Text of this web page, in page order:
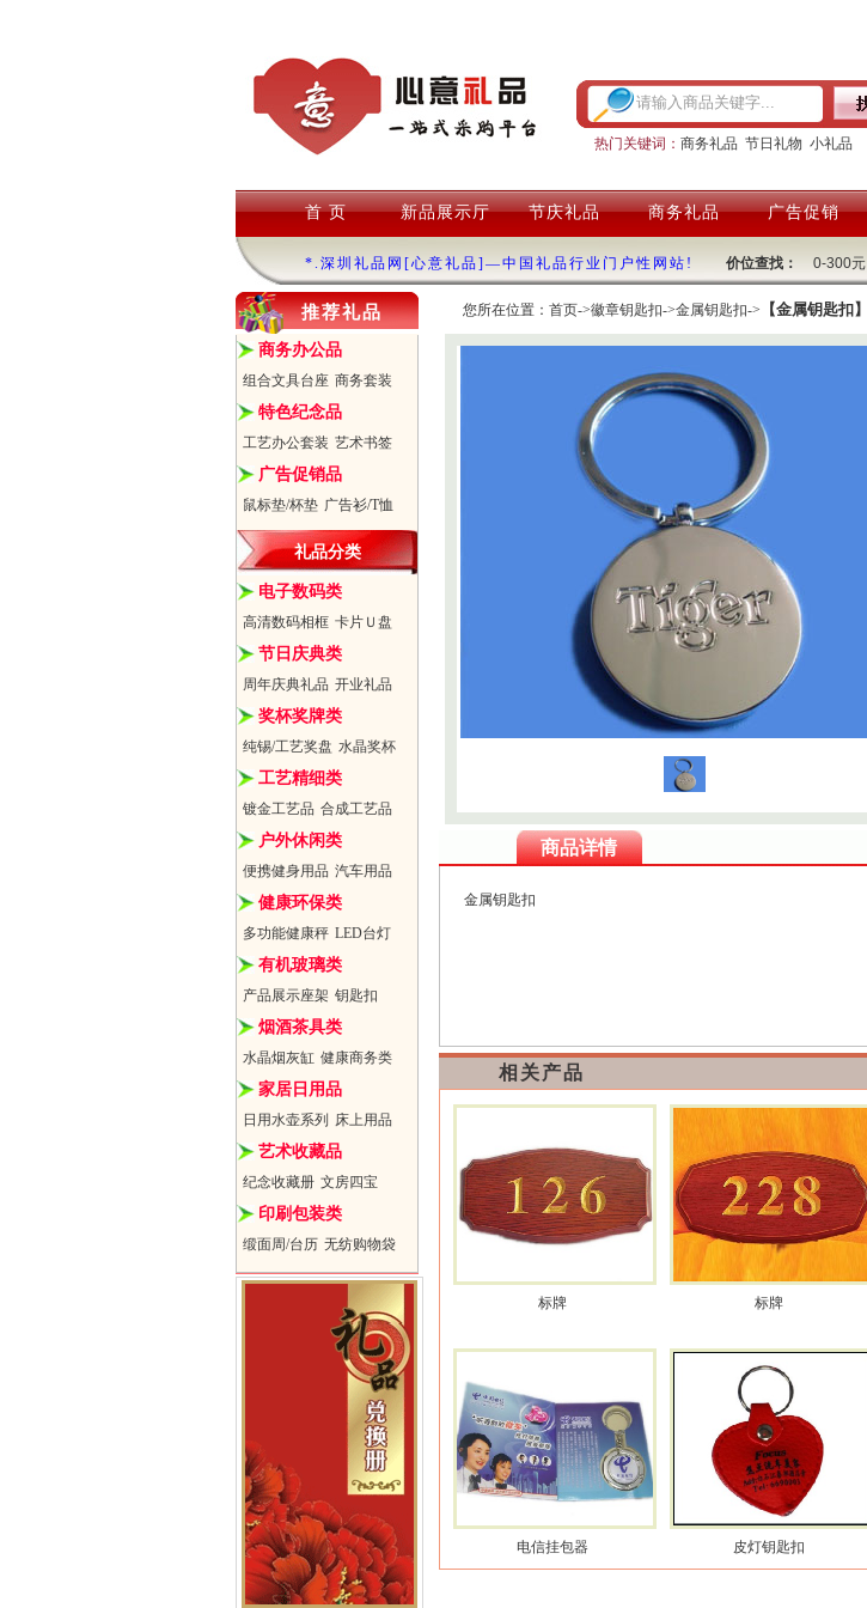
热门关键词： 商务礼品 节日礼物 小礼品
首 页
新品展示厅 节庆礼品 商务礼品 广告促销
*.深圳礼品网[心意礼品]—中国礼品行业门户性网站! 价位查找： 0-300元
推荐礼品
商务办公品
组合文具台座 商务套装
特色纪念品
工艺办公套装 艺术书签
广告促销品
鼠标垫/杯垫 广告衫/T恤
礼品分类
电子数码类
高清数码相框 卡片Ｕ盘
节日庆典类
周年庆典礼品 开业礼品
奖杯奖牌类
纯锡/工艺奖盘 水晶奖杯
工艺精细类
镀金工艺品 合成工艺品
户外休闲类
便携健身用品 汽车用品
健康环保类
多功能健康秤 LED台灯
有机玻璃类
产品展示座架 钥匙扣
烟酒茶具类
水晶烟灰缸 健康商务类
家居日用品
日用水壶系列 床上用品
艺术收藏品
纪念收藏册 文房四宝
印刷包装类
缎面周/台历 无纺购物袋
您所在位置： 首页->徽章钥匙扣->金属钥匙扣-> 【金属钥匙扣】
商品详情
金属钥匙扣
相关产品
标牌 标牌
电信挂包器 皮灯钥匙扣